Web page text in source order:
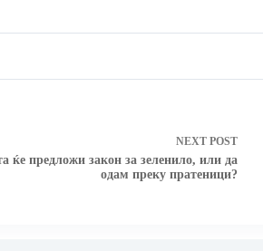
NEXT POST
ќе предложи закон за зеленило, или да
одам преку пратеници?